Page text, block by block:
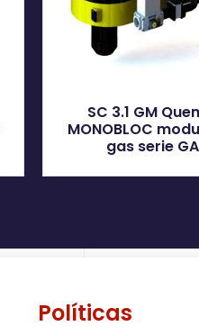
SC 3.1 GM
MONOBLOC
gas serie
Políticas